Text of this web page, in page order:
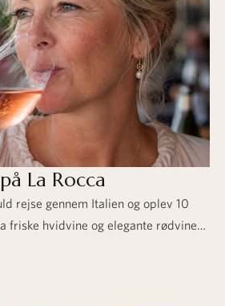
La Rocca
rejse gennem Italien og oplev 10
friske hvidvine og elegante rødvine
Forkæl sanserne med godt selskab,